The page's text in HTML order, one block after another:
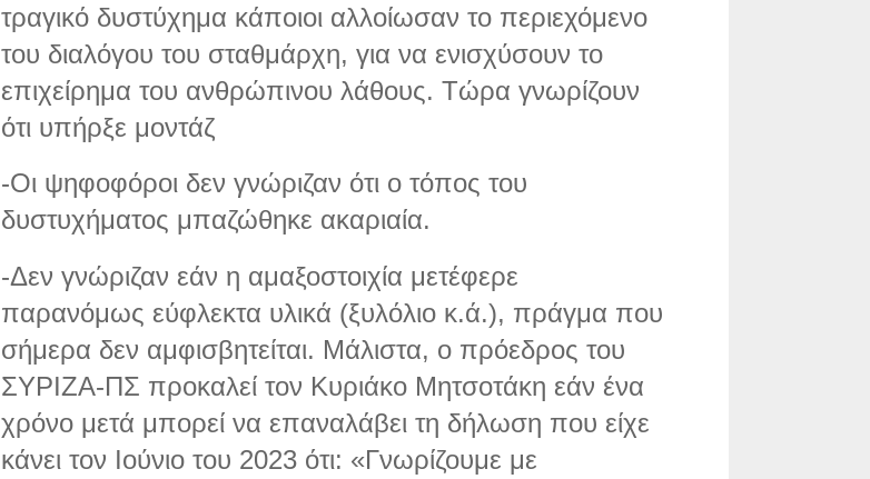
τραγικό δυστύχημα κάποιοι αλλοίωσαν το περιεχόμενο
του διαλόγου του σταθμάρχη, για να ενισχύσουν το
επιχείρημα του ανθρώπινου λάθους. Τώρα γνωρίζουν
ότι υπήρξε μοντάζ
-Οι ψηφοφόροι δεν γνώριζαν ότι ο τόπος του
δυστυχήματος μπαζώθηκε ακαριαία.
-Δεν γνώριζαν εάν η αμαξοστοιχία μετέφερε
παρανόμως εύφλεκτα υλικά (ξυλόλιο κ.ά.), πράγμα που
σήμερα δεν αμφισβητείται. Μάλιστα, ο πρόεδρος του
ΣΥΡΙΖΑ-ΠΣ προκαλεί τον Κυριάκο Μητσοτάκη εάν ένα
χρόνο μετά μπορεί να επαναλάβει τη δήλωση που είχε
κάνει τον Ιούνιο του 2023 ότι: «Γνωρίζουμε με